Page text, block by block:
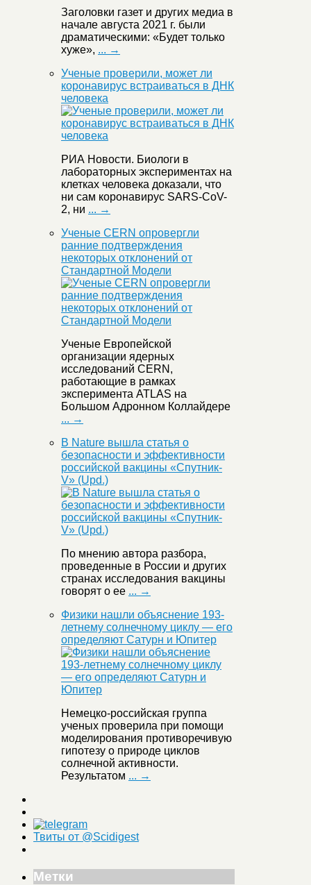
Заголовки газет и других медиа в
начале августа 2021 г. были
драматическими: «Будет только
хуже», ... →
Ученые проверили, может ли
коронавирус встраиваться в ДНК
человека
РИА Новости. Биологи в
лабораторных экспериментах на
клетках человека доказали, что
ни сам коронавирус SARS-CoV-
2, ни ... →
Ученые CERN опровергли
ранние подтверждения
некоторых отклонений от
Стандартной Модели
Ученые Европейской
организации ядерных
исследований CERN,
работающие в рамках
эксперимента ATLAS на
Большом Адронном Коллайдере
... →
В Nature вышла статья о
безопасности и эффективности
российской вакцины «Спутник-
V» (Upd.)
По мнению автора разбора,
проведенные в России и других
странах исследования вакцины
говорят о ее ... →
Физики нашли объяснение 193-
летнему солнечному циклу — его
определяют Сатурн и Юпитер
Немецко-российская группа
ученых проверила при помощи
моделирования противоречивую
гипотезу о природе циклов
солнечной активности.
Результатом ... →
Твиты от @Scidigest
Метки